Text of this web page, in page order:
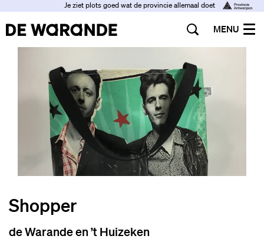
Je ziet plots goed wat de provincie allemaal doet
MENU
Shopper
de Warande en ’t Huizeken
Inzoomen